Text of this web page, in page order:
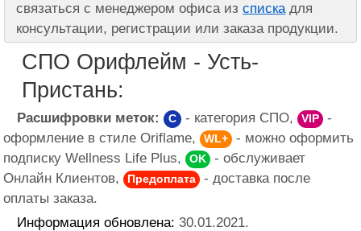
связаться с менеджером офиса изспискадля
консультации, регистрации или заказа продукции.
СПО Орифлейм - Усть-
Пристань:
Расшифровки меток: C - категория СПО, VIP
-
оформление в стиле Oriflame, WL+
- можно оформить
подписку Wellness Life Plus, OK
- обслуживает
Онлайн Клиентов, Предоплата
- доставка после
оплаты заказа.
Информация обновлена: 30.01.2021.